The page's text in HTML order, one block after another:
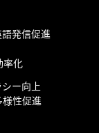
を提案していま
社会に伝わるた
発信促進
率化
ー向上
様性促進